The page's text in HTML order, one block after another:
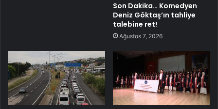
Son Dakika… Komedyen
Deniz Göktaş’ın tahliye
talebine ret!
Ağustos 7, 2026